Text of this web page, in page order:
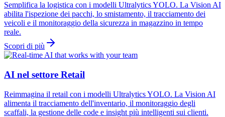
Semplifica la logistica con i modelli Ultralytics YOLO. La Vision AI
abilita l'ispezione dei pacchi, lo smistamento, il tracciamento dei
veicoli e il monitoraggio della sicurezza in magazzino in tempo
reale.
Scopri di più
AI nel settore Retail
Reimmagina il retail con i modelli Ultralytics YOLO. La Vision AI
alimenta il tracciamento dell'inventario, il monitoraggio degli
scaffali, la gestione delle code e insight più intelligenti sui clienti.